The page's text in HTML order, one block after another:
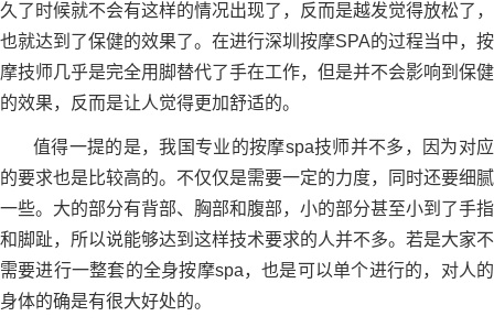
久了时候就不会有这样的情况出现了，反而是越发觉得放松了，
也就达到了保健的效果了。在进行深圳按摩SPA的过程当中，按
摩技师几乎是完全用脚替代了手在工作，但是并不会影响到保健
的效果，反而是让人觉得更加舒适的。
值得一提的是，我国专业的按摩spa技师并不多，因为对应
的要求也是比较高的。不仅仅是需要一定的力度，同时还要细腻
一些。大的部分有背部、胸部和腹部，小的部分甚至小到了手指
和脚趾，所以说能够达到这样技术要求的人并不多。若是大家不
需要进行一整套的全身按摩spa，也是可以单个进行的，对人的
身体的确是有很大好处的。